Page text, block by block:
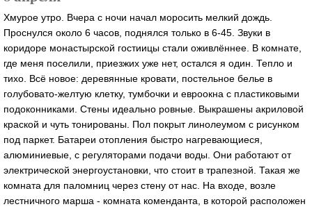
Хмурое утро. Вчера с ночи начал моросить мелкий дождь.
Проснулся около 6 часов, поднялся только в 6-45. Звуки в
коридоре монастырской гостиицы стали оживлённее. В комнате,
где меня поселили, приезжих уже нет, остался я один. Тепло и
тихо. Всё новое: деревянные кровати, постельное белье в
голубовато-желтую клетку, тумбочки и евроокна с пластиковыми
подоконниками. Стены идеально ровные. Выкрашены акриловой
краской и чуть тонированы. Пол покрыт линолеумом с рисунком
под паркет. Батареи отопления быстро нагревающиеся,
алюминиевые, с регуляторами подачи воды. Они работают от
электрической энергоустановки, что стоит в трапезной. Такая же
комната для паломниц через стену от нас. На входе, возле
лестничного марша - комната коменданта, в которой расположен